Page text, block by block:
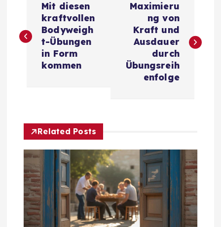
i
a
g
s
n
a
Mit diesen
kraftvollen
Bodyweigh
t-Übungen
in Form
kommen
Maximieru
ng von
Kraft und
Ausdauer
durch
Übungsreih
enfolge
Related Posts